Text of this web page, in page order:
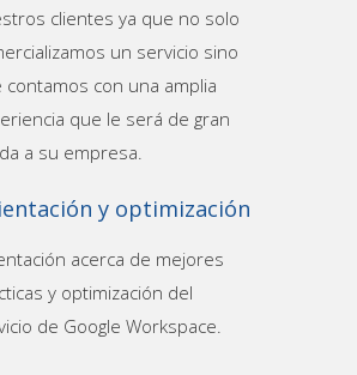
clientes ya que no solo
un servicio sino
contamos con una amplia
que le será de gran
a su empresa.
y optimización
acerca de mejores
y optimización del
de Google Workspace.